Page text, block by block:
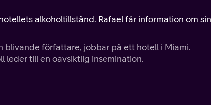
alkoholtillstånd. Rafael får information om sin
blivande författare, jobbar på ett hotell i Miami.
leder till en oavsiktlig insemination.